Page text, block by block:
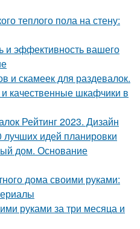
теплого пола на стену:
и эффективность вашего
и скамеек для раздевалок.
качественные шкафчики в
Рейтинг 2023. Дизайн
идей планировки
дом. Основание
дома своими руками:
руками за три месяца и